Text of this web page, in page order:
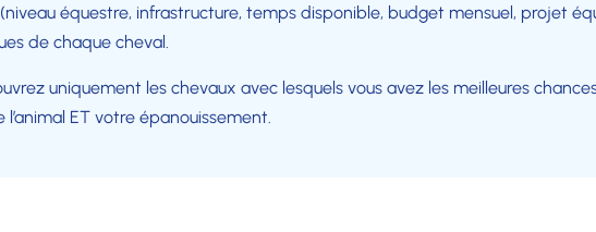
équestre, infrastructure, temps disponible, budget mensuel, projet
de chaque cheval.
uniquement les chevaux avec lesquels vous avez les meilleures
ET votre épanouissement.